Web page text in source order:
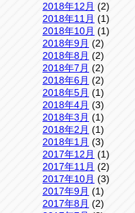
2018年12月 (2)
2018年11月 (1)
2018年10月 (1)
2018年9月 (2)
2018年8月 (2)
2018年7月 (2)
2018年6月 (2)
2018年5月 (1)
2018年4月 (3)
2018年3月 (1)
2018年2月 (1)
2018年1月 (3)
2017年12月 (1)
2017年11月 (2)
2017年10月 (3)
2017年9月 (1)
2017年8月 (2)